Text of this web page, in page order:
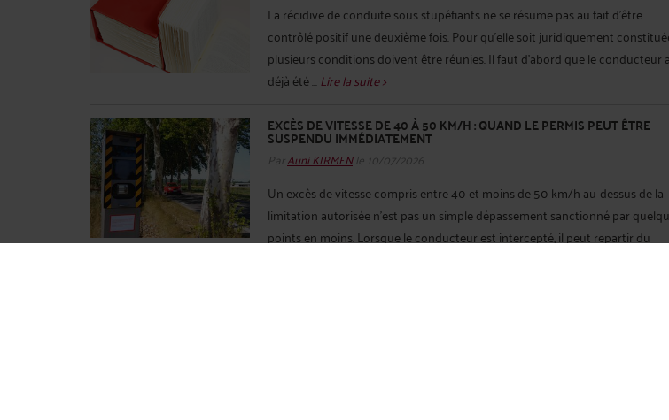
La récidive de conduite sous stupéfiants ne se résume pas au fait d’être
contrôlé positif une deuxième fois. Pour qu’elle soit juridiquement
plusieurs conditions doivent être réunies. Il faut d’abord que le conducteur
déjà été ...Lire la suite >
EXCÈS DE VITESSE DE 40 À 50 KM/H : QUAND LE PERMIS PEUT ÊTRE
SUSPENDU IMMÉDIATEMENT
ParAuni KIRMENle 10/07/2026
Un excès de vitesse compris entre 40 et moins de 50 km/h au-dessus de la
limitation autorisée n’est pas un simple dépassement sanctionné par
points en moins. Lorsque le conducteur est intercepté, il peut repartir du